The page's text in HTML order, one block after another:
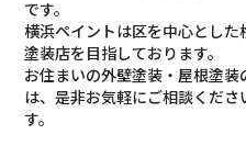
です。
横浜ペイントは区を中心とし
塗装店を目指しております。
お住まいの外壁塗装・屋根塗
は、是非お気軽にご相談くだ
す。